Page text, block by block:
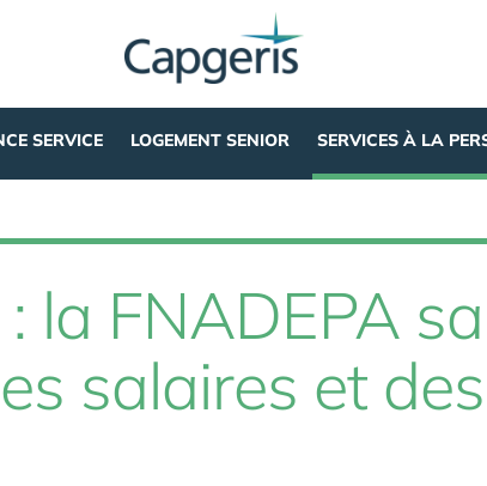
SERVICE LOGEMENT SENIOR SERVICES À LA
la FNADEPA
salaires et